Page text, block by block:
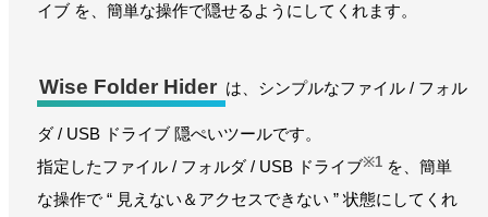
イブ を、簡単な操作で隠せるようにしてくれます。
Wise Folder Hider は、シンプルなファイル / フォル
ダ / USB ドライブ 隠ぺいツールです。
指定したファイル / フォルダ / USB ドライブ※1 を、簡単
な操作で “ 見えない＆アクセスできない ” 状態にしてくれ